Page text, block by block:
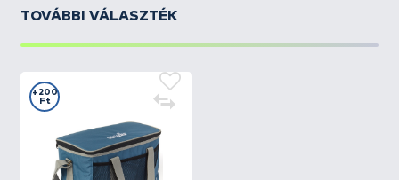
TOVÁBBI VÁLASZTÉK
+200
Ft